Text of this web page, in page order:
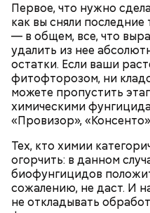
Первое, что нужно
как вы сняли
— в общем, все, что
удалить из нее
остатки. Если ваши
фитофторозом, ни
можете пропустить
химическими
«Провизор»,
Тех, кто химии
огорчить: в данном
биофунгицидов
сожалению, не даст. И
не откладывать
Также не нужно есть
именно там
тщательно ее мыть,
собеседница «ВМ».